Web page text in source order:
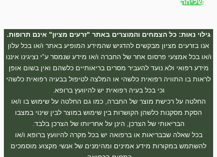
שליחה
גילוי נאות: כל הצמחים והמוצרים באתר "זרעים מציון" אינם תרופות.
אנו בזרעים מציון מבקשים להדגיש שהמידע המופיע באתר ו/או בכל עלון
ו/או בכל אמצעי פרסום אחר של החברה ו/או מידע שנמסר ע”י נציגינו איננו
מידע רפואי ולא נועד להעביר מסרים בריאותיים כלשהם ואין בשום אופן
לראות בו התוויה רפואית כלשהי או המלצה לטיפול בבעיה רפואית כלשהי
וכי בכל בעיה רפואית יש להיוועץ ברופא.
החלטה על רכישת מוצר של החברה, כמו גם החלטה על שימוש בו ו/או
הסקת מסקנות כלשהן הקושרות בין שימוש במוצר לבין שינוי במצבו
הבריאותי של הצרכן, הינן על אחריותו של הצרכן בלבד.
בכל שאלה שבבריאות או ברפואה יש בכל מקרה להיוועץ ברופא ו/או
להשתמש במקורות מידע אמינים ומהימנים של אנשי מקצוע מוסמכים